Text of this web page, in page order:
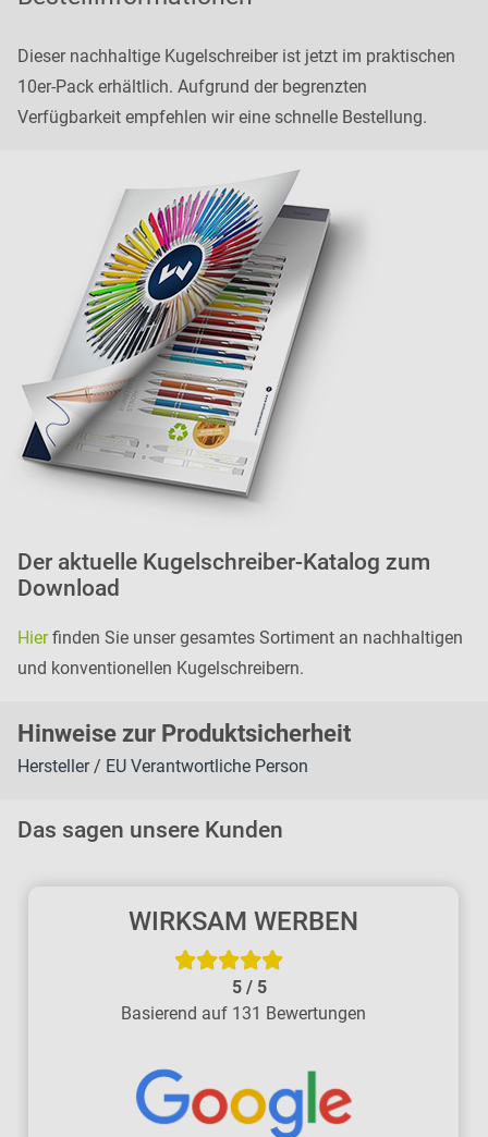
Dieser nachhaltige Kugelschreiber ist jetzt im praktischen
10er-Pack erhältlich. Aufgrund der begrenzten
Verfügbarkeit empfehlen wir eine schnelle Bestellung.
Der aktuelle Kugelschreiber-Katalog zum
Download
Hierfinden Sie unser gesamtes Sortiment an nachhaltigen
und konventionellen Kugelschreibern.
Hinweise zur Produktsicherheit
Hersteller / EU Verantwortliche Person
Das sagen unsere Kunden
WIRKSAM WERBEN
5/ 5
Basierend auf 131 Bewertungen